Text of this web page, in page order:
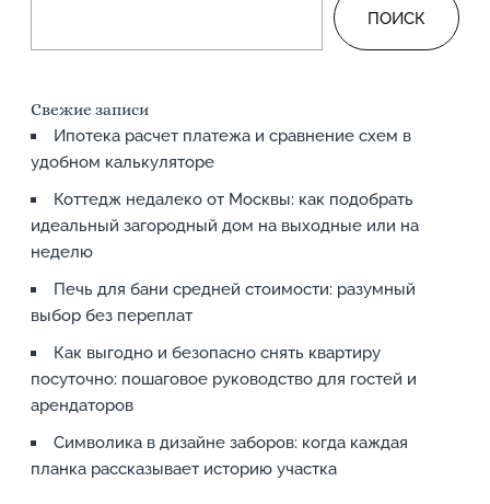
ПОИСК
Свежие записи
Ипотека расчет платежа и сравнение схем в
удобном калькуляторе
Коттедж недалеко от Москвы: как подобрать
идеальный загородный дом на выходные или на
неделю
Печь для бани средней стоимости: разумный
выбор без переплат
Как выгодно и безопасно снять квартиру
посуточно: пошаговое руководство для гостей и
арендаторов
Символика в дизайне заборов: когда каждая
планка рассказывает историю участка